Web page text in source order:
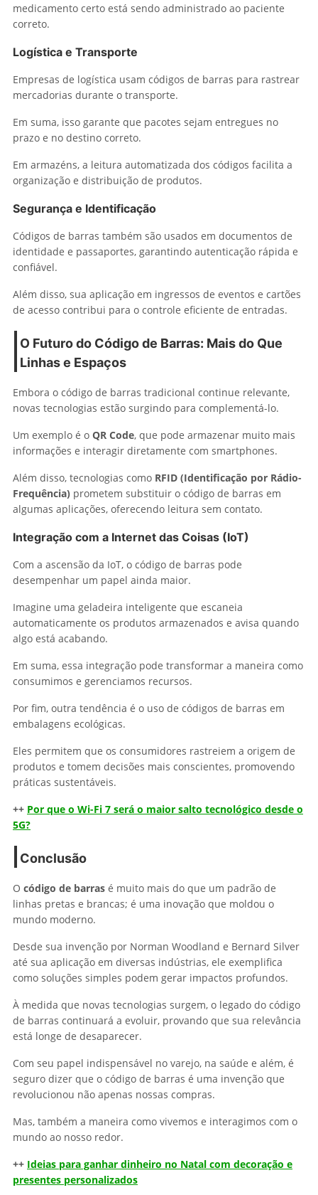
medicamento certo está sendo administrado ao paciente
correto.
Logística e Transporte
Empresas de logística usam códigos de barras para rastrear
mercadorias durante o transporte.
Em suma, isso garante que pacotes sejam entregues no
prazo e no destino correto.
Em armazéns, a leitura automatizada dos códigos facilita a
organização e distribuição de produtos.
Segurança e Identificação
Códigos de barras também são usados em documentos de
identidade e passaportes, garantindo autenticação rápida e
confiável.
Além disso, sua aplicação em ingressos de eventos e cartões
de acesso contribui para o controle eficiente de entradas.
O Futuro do Código de Barras: Mais do Que
Linhas e Espaços
Embora o código de barras tradicional continue relevante,
novas tecnologias estão surgindo para complementá-lo.
Um exemplo é o QR Code, que pode armazenar muito mais
informações e interagir diretamente com smartphones.
Além disso, tecnologias como RFID (Identificação por Rádio-
Frequência) prometem substituir o código de barras em
algumas aplicações, oferecendo leitura sem contato.
Integração com a Internet das Coisas (IoT)
Com a ascensão da IoT, o código de barras pode
desempenhar um papel ainda maior.
Imagine uma geladeira inteligente que escaneia
automaticamente os produtos armazenados e avisa quando
algo está acabando.
Em suma, essa integração pode transformar a maneira como
consumimos e gerenciamos recursos.
Por fim, outra tendência é o uso de códigos de barras em
embalagens ecológicas.
Eles permitem que os consumidores rastreiem a origem de
produtos e tomem decisões mais conscientes, promovendo
práticas sustentáveis.
++ Por que o Wi-Fi 7 será o maior salto tecnológico desde o
5G?
Conclusão
O código de barras é muito mais do que um padrão de
linhas pretas e brancas; é uma inovação que moldou o
mundo moderno.
Desde sua invenção por Norman Woodland e Bernard Silver
até sua aplicação em diversas indústrias, ele exemplifica
como soluções simples podem gerar impactos profundos.
À medida que novas tecnologias surgem, o legado do código
de barras continuará a evoluir, provando que sua relevância
está longe de desaparecer.
Com seu papel indispensável no varejo, na saúde e além, é
seguro dizer que o código de barras é uma invenção que
revolucionou não apenas nossas compras.
Mas, também a maneira como vivemos e interagimos com o
mundo ao nosso redor.
++ Ideias para ganhar dinheiro no Natal com decoração e
presentes personalizados